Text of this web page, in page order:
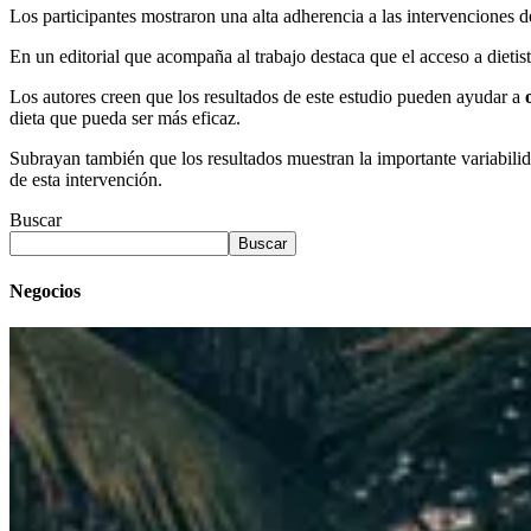
Los participantes mostraron una alta adherencia a las intervenciones
En un editorial que acompaña al trabajo destaca que el acceso a
Los autores creen que los resultados de este estudio pueden ayudar a
dieta que pueda ser más eficaz.
Subrayan también que los resultados muestran la importante
de esta intervención.
Buscar
Buscar
Negocios